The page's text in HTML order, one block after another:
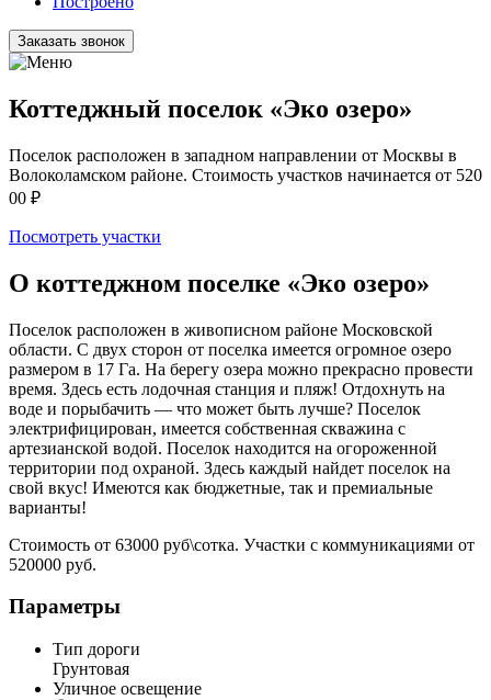
Заказать звонок
Коттеджный поселок «Эко озеро»
Поселок расположен в западном направлении от Москвы в
Волоколамском районе. Стоимость участков начинается от 520
00 ₽
Посмотреть участки
О коттеджном поселке «Эко озеро»
Поселок расположен в живописном районе Московской
области. С двух сторон от поселка имеется огромное озеро
размером в 17 Га. На берегу озера можно прекрасно провести
время. Здесь есть лодочная станция и пляж! Отдохнуть на
воде и порыбачить — что может быть лучше? Поселок
электрифицирован, имеется собственная скважина с
артезианской водой. Поселок находится на огороженной
территории под охраной. Здесь каждый найдет поселок на
свой вкус! Имеются как бюджетные, так и премиальные
варианты!
Стоимость от 63000 руб\сотка. Участки с коммуникациями от
520000 руб.
Параметры
Тип дороги
Грунтовая
Уличное освещение